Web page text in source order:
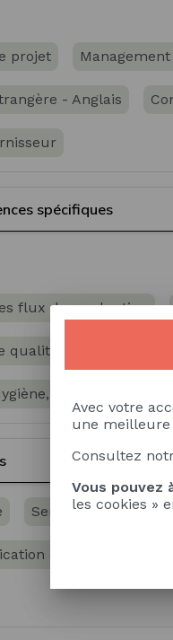
/ Technicienne en
/ Technicienne en
/ Animatrice qualité
projet
- Anglais
spécifiques
flux de production
qualité Conduite
Sécurité et
la performance
et outils de résolution
Sens du travail en
écrite
Avec votre
une meilleure
Consultez
Vous pouvez
les cookies »